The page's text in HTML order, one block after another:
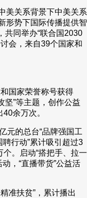
美关系背景下中美关系
形势下国际传播提供智
共同举办“联合国2030
会，来自39个国家和
国家荣誉称号获得
坚”等主题，创作公益
余万次。
元的总台“品牌强国工
聘行动”累计吸引超过3
。启动“搭把手、拉一
动，“直播带货”公益活
准扶贫”，累计播出